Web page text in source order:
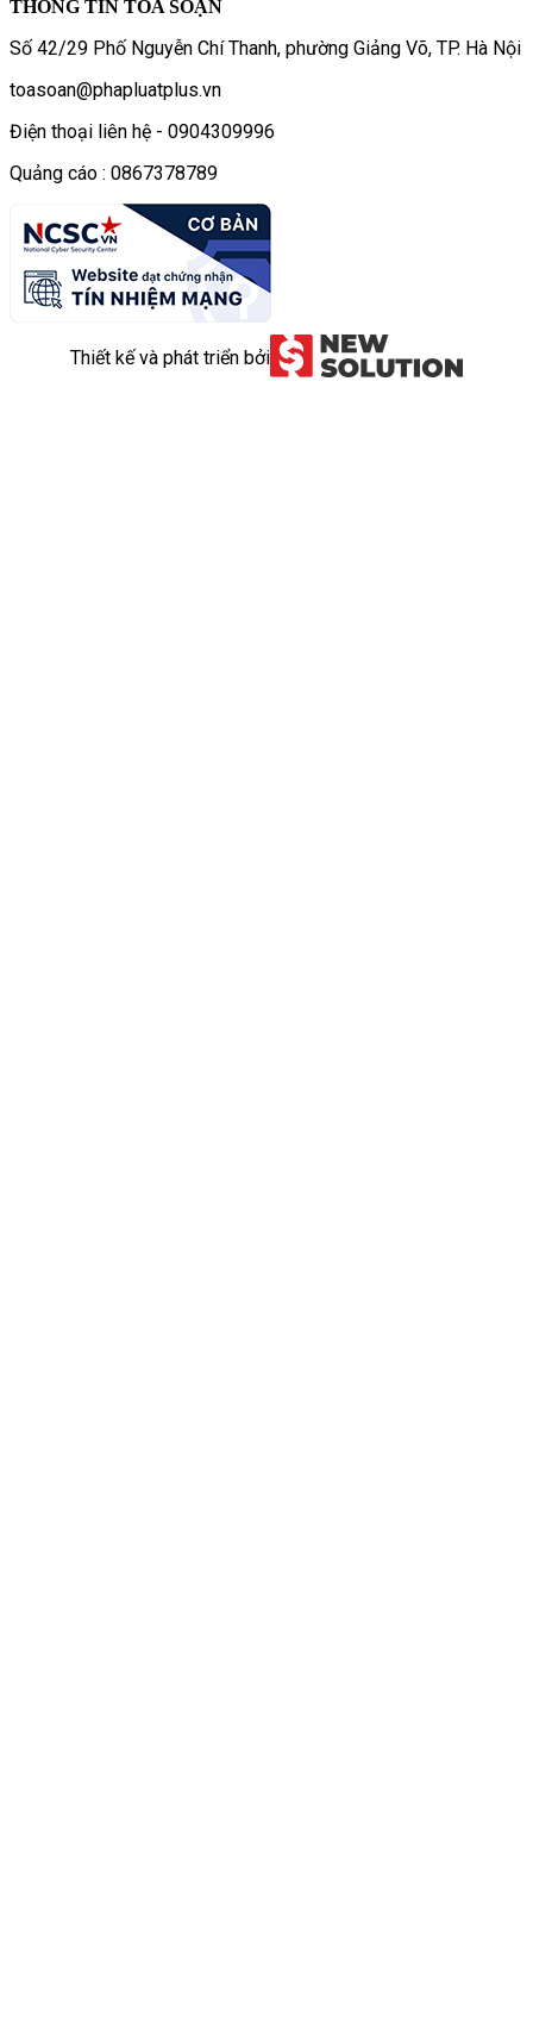
THÔNG TIN TÒA SOẠN
Số 42/29 Phố Nguyễn Chí Thanh, phường Giảng Võ, TP. Hà Nội
toasoan@phapluatplus.vn
Điện thoại liên hệ - 0904309996
Quảng cáo : 0867378789
Thiết kế và phát triển bởi